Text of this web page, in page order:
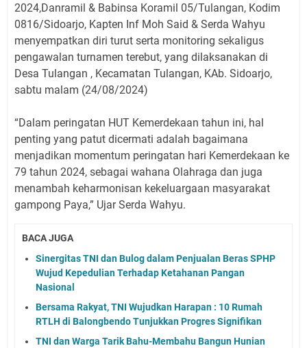
2024,Danramil & Babinsa Koramil 05/Tulangan, Kodim
0816/Sidoarjo, Kapten Inf Moh Said & Serda Wahyu
menyempatkan diri turut serta monitoring sekaligus
pengawalan turnamen terebut, yang dilaksanakan di
Desa Tulangan , Kecamatan Tulangan, KAb. Sidoarjo,
sabtu malam (24/08/2024)
“Dalam peringatan HUT Kemerdekaan tahun ini, hal
penting yang patut dicermati adalah bagaimana
menjadikan momentum peringatan hari Kemerdekaan ke
79 tahun 2024, sebagai wahana Olahraga dan juga
menambah keharmonisan kekeluargaan masyarakat
gampong Paya,” Ujar Serda Wahyu.
BACA JUGA
Sinergitas TNI dan Bulog dalam Penjualan Beras SPHP
Wujud Kepedulian Terhadap Ketahanan Pangan
Nasional
Bersama Rakyat, TNI Wujudkan Harapan : 10 Rumah
RTLH di Balongbendo Tunjukkan Progres Signifikan
TNI dan Warga Tarik Bahu-Membahu Bangun Hunian